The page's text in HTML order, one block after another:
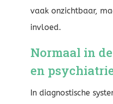
vaak onzichtbaar,
invloed.
Normaal in
en
In diagnostische